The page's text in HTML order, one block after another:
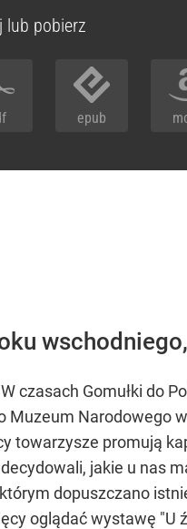
lub pobierz
epub
czasach Gomułki do
Muzeum
towarzysze promują
jakie u nas
dopuszczano
oglądać wystawę "U